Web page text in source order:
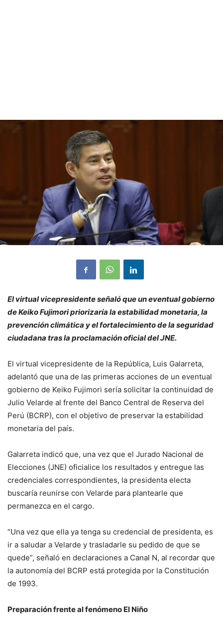
El virtual vicepresidente señaló que un eventual gobierno
de Keiko Fujimori priorizaría la estabilidad monetaria, la
prevención climática y el fortalecimiento de la seguridad
ciudadana tras la proclamación oficial del JNE.
El virtual vicepresidente de la República, Luis Galarreta,
adelantó que una de las primeras acciones de un eventual
gobierno de Keiko Fujimori sería solicitar la continuidad de
Julio Velarde al frente del Banco Central de Reserva del
Perú (BCRP), con el objetivo de preservar la estabilidad
monetaria del país.
Galarreta indicó que, una vez que el Jurado Nacional de
Elecciones (JNE) oficialice los resultados y entregue las
credenciales correspondientes, la presidenta electa
buscaría reunirse con Velarde para plantearle que
permanezca en el cargo.
“Una vez que ella ya tenga su credencial de presidenta, es
ir a saludar a Velarde y trasladarle su pedido de que se
quede”, señaló en declaraciones a Canal N, al recordar que
la autonomía del BCRP está protegida por la Constitución
de 1993.
Preparación frente al fenómeno El Niño